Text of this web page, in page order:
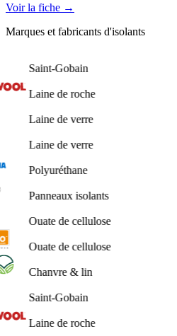
Voir la fiche →
Marques et fabricants d'isolants
Saint-Gobain
Laine de roche
Laine de verre
Laine de verre
Polyuréthane
Panneaux isolants
Ouate de cellulose
Ouate de cellulose
Chanvre & lin
Saint-Gobain
Laine de roche